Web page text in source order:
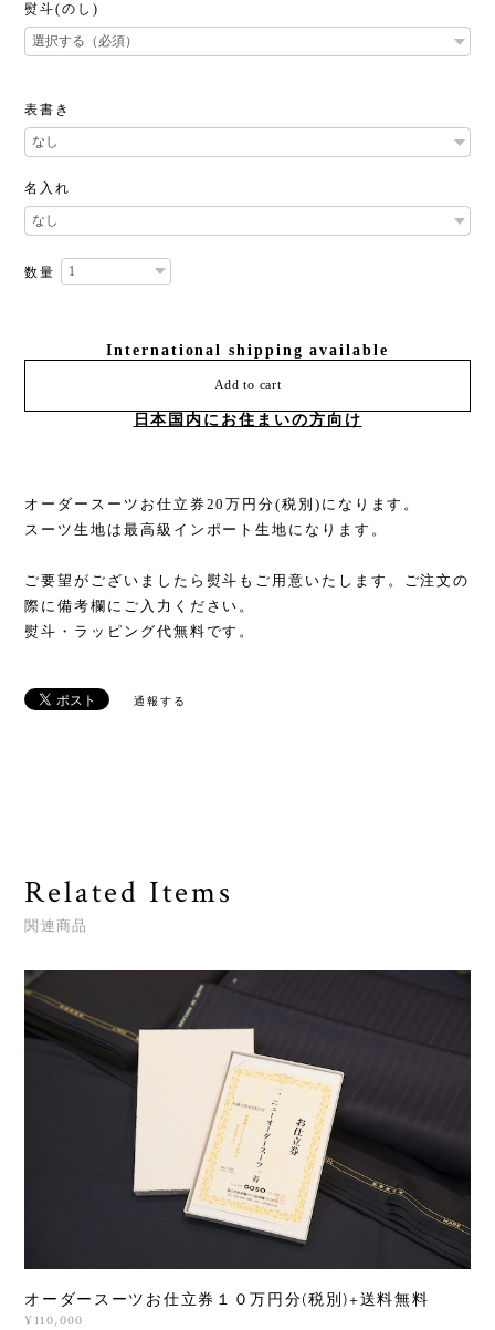
熨斗(のし)
表書き
名入れ
数量
International shipping available
Add to cart
日本国内にお住まいの方向け
オーダースーツお仕立券20万円分(税別)になります。
スーツ生地は最高級インポート生地になります。
ご要望がございましたら熨斗もご用意いたします。ご注文の
際に備考欄にご入力ください。
熨斗・ラッピング代無料です。
通報する
Related Items
関連商品
オーダースーツお仕立券１０万円分(税別)+送料無料
¥110,000